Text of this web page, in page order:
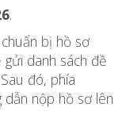
.
bị hồ sơ
danh sách đề
đó, phía
dẫn nộp hồ sơ lên